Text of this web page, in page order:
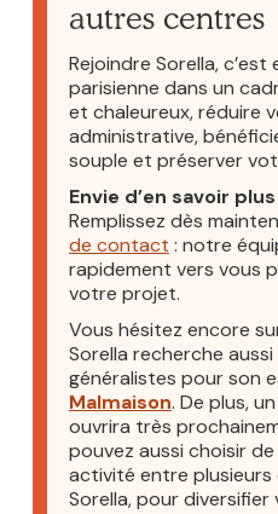
autres centres
Rejoindre Sorella,
parisienne dans un
et chaleureux, réduire
administrative,
souple et préserver
Envie d’en savoir
Remplissez dès
de contact : notre
rapidement vers vous
votre projet.
Vous hésitez encore
Sorella recherche
généralistes pour son
Malmaison. De plus, un
ouvrira très
pouvez aussi choisir
activité entre plusieurs
Sorella, pour